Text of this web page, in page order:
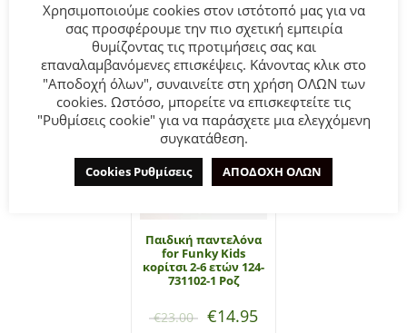
ΜΠΟΡΕΊ ΕΠΊΣΗΣ ΝΑ ΣΑΣ ΑΡΈΣΕΙ…
- 35%
Παιδική παντελόνα
for Funky Kids
κορίτσι 2-6 ετών 124-
731102-1 Ροζ
€23.00 €14.95
Χρησιμοποιούμε cookies στον ιστότοπό μας για να
σας προσφέρουμε την πιο σχετική εμπειρία
θυμίζοντας τις προτιμήσεις σας και
επαναλαμβανόμενες επισκέψεις. Κάνοντας κλικ στο
"Αποδοχή όλων", συναινείτε στη χρήση ΟΛΩΝ των
cookies. Ωστόσο, μπορείτε να επισκεφτείτε τις
"Ρυθμίσεις cookie" για να παράσχετε μια ελεγχόμενη
συγκατάθεση.
Cookies Ρυθμίσεις ΑΠΟΔΟΧΗ ΟΛΩΝ